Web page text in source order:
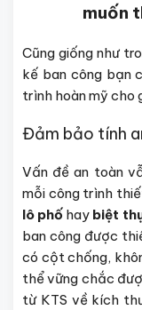
muốn
Cũng giống như
kế ban công bạn
trình hoàn mỹ cho
Đảm bảo tính
Vấn đề an toàn
mỗi công trình
lô phố hay biệt
ban công được
có cột chống,
thể vững chắc
từ KTS về kích